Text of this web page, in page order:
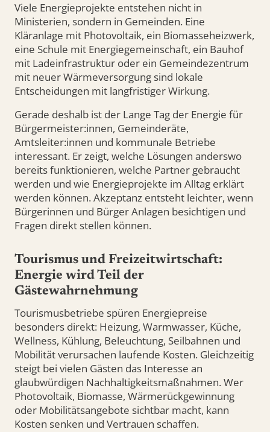
Viele Energieprojekte entstehen nicht in
Ministerien, sondern in Gemeinden. Eine
Kläranlage mit Photovoltaik, ein Biomasseheizwerk,
eine Schule mit Energiegemeinschaft, ein Bauhof
mit Ladeinfrastruktur oder ein Gemeindezentrum
mit neuer Wärmeversorgung sind lokale
Entscheidungen mit langfristiger Wirkung.
Gerade deshalb ist der Lange Tag der Energie für
Bürgermeister:innen, Gemeinderäte,
Amtsleiter:innen und kommunale Betriebe
interessant. Er zeigt, welche Lösungen anderswo
bereits funktionieren, welche Partner gebraucht
werden und wie Energieprojekte im Alltag erklärt
werden können. Akzeptanz entsteht leichter, wenn
Bürgerinnen und Bürger Anlagen besichtigen und
Fragen direkt stellen können.
Tourismus und Freizeitwirtschaft:
Energie wird Teil der
Gästewahrnehmung
Tourismusbetriebe spüren Energiepreise
besonders direkt: Heizung, Warmwasser, Küche,
Wellness, Kühlung, Beleuchtung, Seilbahnen und
Mobilität verursachen laufende Kosten. Gleichzeitig
steigt bei vielen Gästen das Interesse an
glaubwürdigen Nachhaltigkeitsmaßnahmen. Wer
Photovoltaik, Biomasse, Wärmerückgewinnung
oder Mobilitätsangebote sichtbar macht, kann
Kosten senken und Vertrauen schaffen.